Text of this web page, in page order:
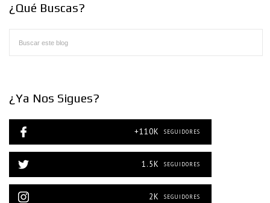
¿Qué Buscas?
¿Ya Nos Sigues?
+110K SEGUIDORES
1.5K SEGUIDORES
2K SEGUIDORES